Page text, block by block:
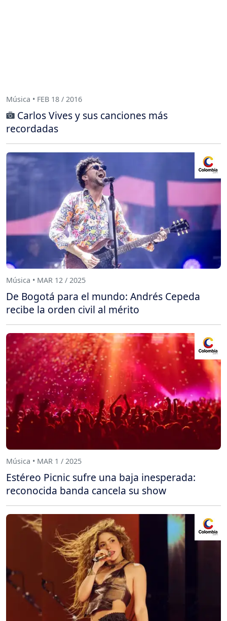
Música • FEB 18 / 2016
Carlos Vives y sus canciones más
recordadas
Música • MAR 12 / 2025
De Bogotá para el mundo: Andrés Cepeda
recibe la orden civil al mérito
Música • MAR 1 / 2025
Estéreo Picnic sufre una baja inesperada:
reconocida banda cancela su show